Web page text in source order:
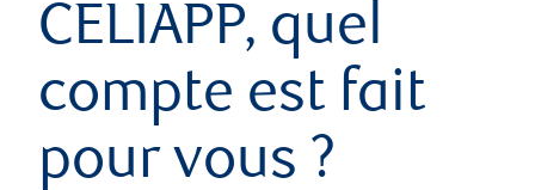
CELIAPP, quel
compte est fait
pour vous ?